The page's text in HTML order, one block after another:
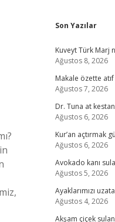
Son Yazılar
Kuveyt Türk Marj
Ağustos 8, 2026
Makale özette
Ağustos 7, 2026
Dr. Tuna at
Ağustos 6, 2026
Kur’an açtırmak
Ağustos 6, 2026
Avokado kanı
Ağustos 5, 2026
Ayaklarımızı
Ağustos 4, 2026
Akşam çiçek